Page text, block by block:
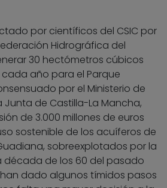
por científicos del CSIC por
Hidrográfica del
30 hectómetros cúbicos
año para el Parque
por el Ministerio de
Junta de Castilla-La Mancha,
de 3.000 millones de euros
sostenible de los acuíferos de
sobreexplotados por la
década de los 60 del pasado
dado algunos tímidos pasos